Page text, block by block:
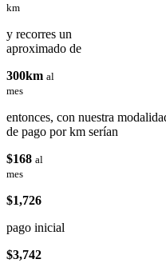
km
y recorres un
aproximado de
300km al
mes
entonces, con nuestra
de pago por km serían
$168 al
mes
$1,726
pago inicial
$3,742